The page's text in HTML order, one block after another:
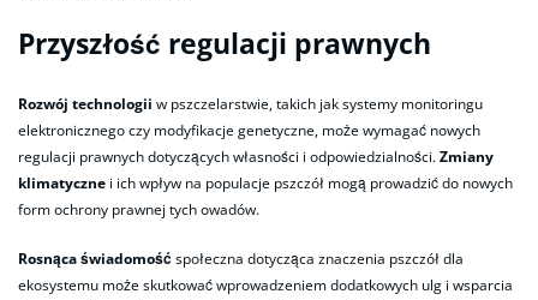
Przyszłość regulacji prawnych
Rozwój technologii w pszczelarstwie, takich jak systemy monitoringu
elektronicznego czy modyfikacje genetyczne, może wymagać nowych
regulacji prawnych dotyczących własności i odpowiedzialności.Zmiany
klimatyczne i ich wpływ na populacje pszczół mogą prowadzić do nowych
form ochrony prawnej tych owadów.
Rosnąca świadomośćspołeczna dotycząca znaczenia pszczół dla
ekosystemu może skutkować wprowadzeniem dodatkowych ulg i wsparcia